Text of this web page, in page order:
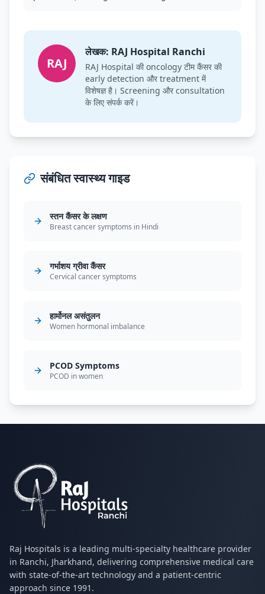
RAJ
लेखक: RAJ Hospital Ranchi
RAJ Hospital की oncology टीम कैंसर की
early detection और treatment में
विशेषज्ञ है। Screening और consultation
के लिए संपर्क करें।
संबंधित स्वास्थ्य गाइड
स्तन कैंसर के लक्षण
Breast cancer symptoms in Hindi
गर्भाशय ग्रीवा कैंसर
Cervical cancer symptoms
हार्मोनल असंतुलन
Women hormonal imbalance
PCOD Symptoms
PCOD in women
Raj Hospitals is a leading multi-specialty healthcare provider
in Ranchi, Jharkhand, delivering comprehensive medical care
with state-of-the-art technology and a patient-centric
approach since 1991.